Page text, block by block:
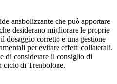
anabolizzante che può apportare
desiderano migliorare le proprie
dosaggio corretto e una gestione
per evitare effetti collaterali.
di considerare il consiglio di
ciclo di Trenbolone.